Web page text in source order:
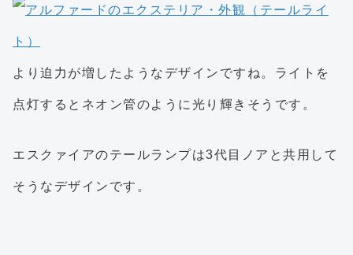
より迫力が増したようなデザインですね。ライトを
点灯するとネオン管のように光り輝きそうです。
エスクァイアのテールランプは3代目ノアと共用して
そうなデザインです。